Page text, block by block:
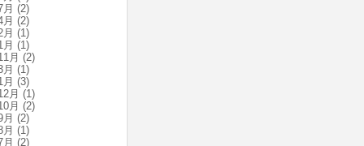
(2)
(2)
(1)
(1)
月 (2)
(1)
(3)
月 (1)
月 (2)
(2)
(1)
(2)